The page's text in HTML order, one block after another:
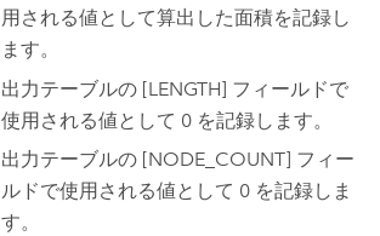
用される値として算出した面積を記録し
ます。
出力テーブルの [LENGTH] フィールドで
使用される値として 0 を記録します。
出力テーブルの [NODE_COUNT] フィー
ルドで使用される値として 0 を記録しま
す。